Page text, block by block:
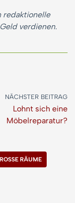
redaktionelle
verdienen.
NÄCHSTER BEITRAG
Lohnt sich eine
Möbelreparatur?
RÄUME